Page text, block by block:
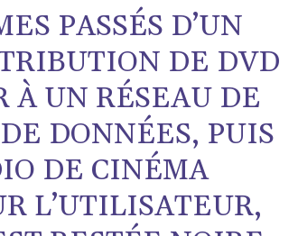
PASSÉS D’UN
DE DVD
À UN RÉSEAU DE
DONNÉES, PUIS
DE CINÉMA
L’UTILISATEUR,